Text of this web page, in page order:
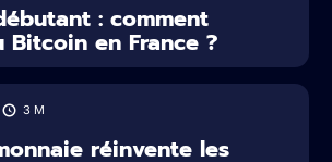
: comment
Bitcoin en France ?
3 M
réinvente les